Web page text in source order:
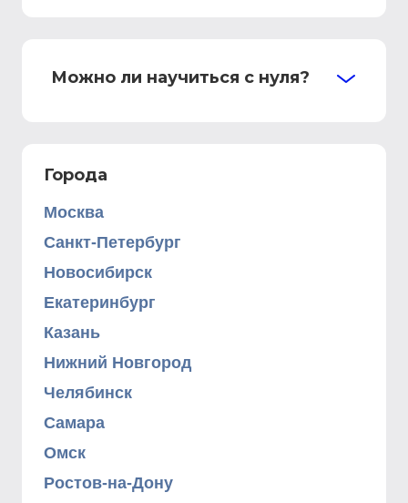
Можно ли научиться с нуля?
Города
Москва
Санкт-Петербург
Новосибирск
Екатеринбург
Казань
Нижний Новгород
Челябинск
Самара
Омск
Ростов-на-Дону